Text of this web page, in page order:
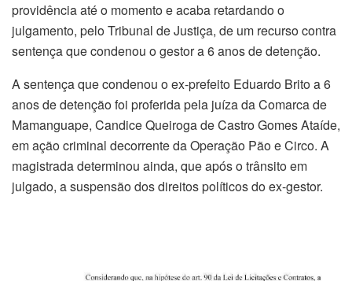
providência até o momento e acaba retardando o
julgamento, pelo Tribunal de Justiça, de um recurso contra
sentença que condenou o gestor a 6 anos de detenção.
A sentença que condenou o ex-prefeito Eduardo Brito a 6
anos de detenção foi proferida pela juíza da Comarca de
Mamanguape, Candice Queiroga de Castro Gomes Ataíde,
em ação criminal decorrente da Operação Pão e Circo. A
magistrada determinou ainda, que após o trânsito em
julgado, a suspensão dos direitos políticos do ex-gestor.